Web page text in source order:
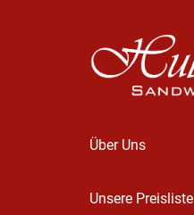
Über Uns
Unsere Preisliste